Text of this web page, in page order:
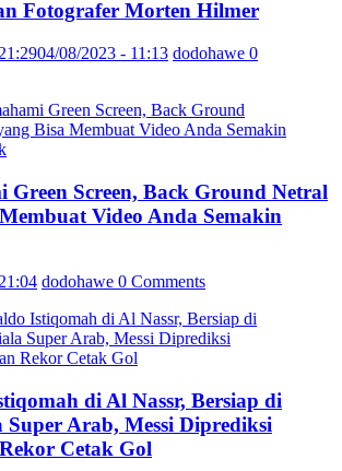
Fotografer Morten Hilmer
04/08/2023 - 11:13 dodohawe 0
Green Screen, Back Ground Netral
Video Anda Semakin
dodohawe 0 Comments
di Al Nassr, Bersiap di
Super Arab, Messi Diprediksi
Cetak Gol